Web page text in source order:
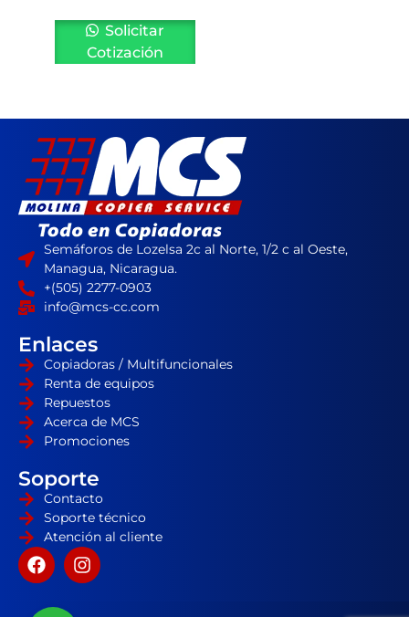
Solicitar
Cotización
Semáforos de Lozelsa 2c al Norte, 1/2 c al Oeste,
Managua, Nicaragua.
+(505) 2277-0903
info@mcs-cc.com
Enlaces
Copiadoras / Multifuncionales
Renta de equipos
Repuestos
Acerca de MCS
Promociones
Soporte
Contacto
Soporte técnico
Atención al cliente